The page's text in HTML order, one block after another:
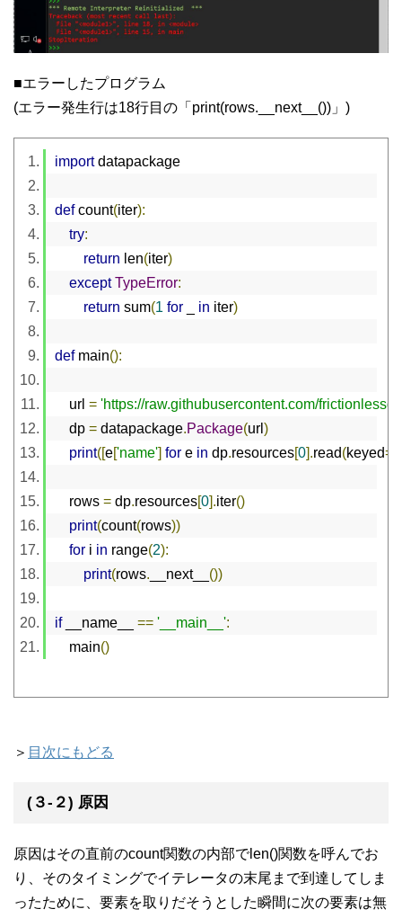
■エラーしたプログラム
(エラー発生行は18行目の「print(rows.__next__())」)
import datapackage
def count(iter):
try:
return len(iter)
except TypeError:
return sum(1 for in iter)
def main():
    url
= 'https://raw.githubusercontent.com/
    dp
= datapackage.Package(url )
print([e['name'] for e in dp.resources[0].read(keyed=
    rows
= dp.resources[0].iter()
print(count(rows))
for i in range(2):
print(rows. __next__ ())
if __name__ == '__main__':
    main
()
＞ 目次にもどる
(３-２) 原因
原因はその直前のcount関数の内部でlen()関数を呼んでお
り、そのタイミングでイテレータの末尾まで到達してしま
ったために、要素を取りだそうとした瞬間に次の要素は無